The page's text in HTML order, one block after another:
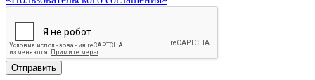
Отправить